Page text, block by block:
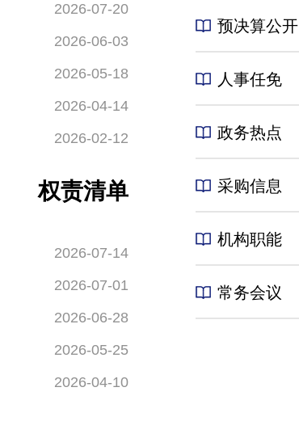
2026-07-20
2026-06-03
2026-05-18
2026-04-14
2026-02-12
权责清单
2026-07-14
2026-07-01
2026-06-28
2026-05-25
2026-04-10
预决算公开
人事任免
政务热点
采购信息
机构职能
常务会议